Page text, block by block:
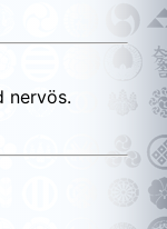
nervös.